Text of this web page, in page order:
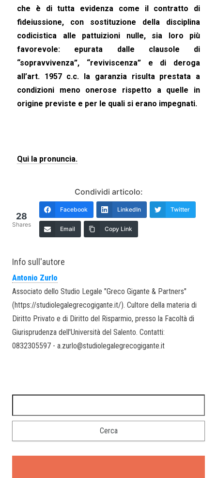
che è di tutta evidenza come il contratto di
fideiussione, con sostituzione della disciplina
codicistica alle pattuizioni nulle, sia loro più
favorevole: epurata dalle clausole di
“sopravvivenza”, “reviviscenza” e di deroga
all’art. 1957 c.c. la garanzia risulta prestata a
condizioni meno onerose rispetto a quelle in
origine previste e per le quali si erano impegnati.
Qui la pronuncia.
Condividi articolo:
28
Shares
Facebook LinkedIn Twitter
Email Copy Link
Info sull'autore
Antonio Zurlo
Associato dello Studio Legale "Greco Gigante & Partners"
(https://studiolegalegrecogigante.it/). Cultore della materia di
Diritto Privato e di Diritto del Risparmio, presso la Facoltà di
Giurisprudenza dell'Università del Salento. Contatti:
0832305597 - a.zurlo@studiolegalegrecogigante.it